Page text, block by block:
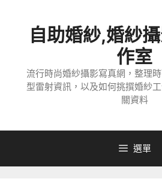
自助婚紗,婚紗
作室
流行時尚婚紗攝影寫真網，整理
型雷射資訊，以及如何挑撰婚紗
關資料
選單